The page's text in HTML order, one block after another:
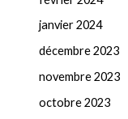
janvier 2024
décembre 2023
novembre 2023
octobre 2023